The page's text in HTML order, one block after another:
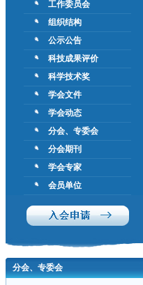
工作委员会
组织结构
公示公告
科技成果评价
科学技术奖
学会文件
学会动态
分会、专委会
分会期刊
学会专家
会员单位
分会、专委会